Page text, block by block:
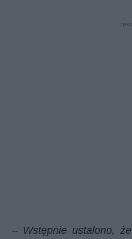
– Wstępnie ustalono,